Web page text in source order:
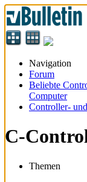
Navigation
Forum
Beliebte
Computer
Controller-
C-
Themen